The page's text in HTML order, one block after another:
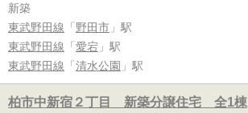
新築
東武野田線 「 野田市 」駅
東武野田線 「 愛宕 」駅
東武野田線 「 清水公園 」駅
柏市中新宿２丁目 新築分譲住宅 全1棟